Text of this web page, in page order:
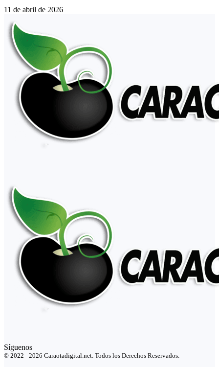
11 de abril de 2026
Síguenos
© 2022 - 2026 Caraotadigital.net. Todos los Derechos Reservados.